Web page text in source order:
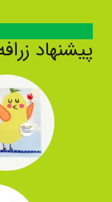
پیشنهاد